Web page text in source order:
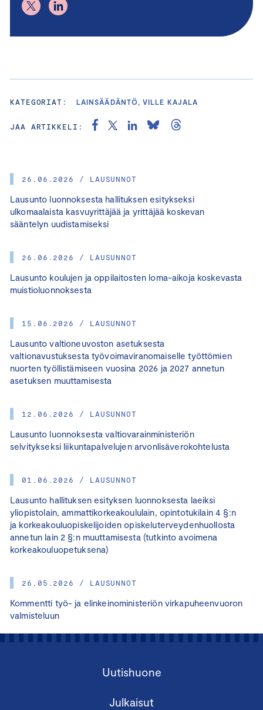
26.06.2026 / LAUSUNNOT
Lausunto luonnoksesta hallituksen esitykseksi
ulkomaalaista kasvuyrittäjää ja yrittäjää koskevan
sääntelyn uudistamiseksi
26.06.2026 / LAUSUNNOT
Lausunto koulujen ja oppilaitosten loma-aikoja koskevasta
muistioluonnoksesta
15.06.2026 / LAUSUNNOT
Lausunto valtioneuvoston asetuksesta
valtionavustuksesta työvoimaviranomaiselle työttömien
nuorten työllistämiseen vuosina 2026 ja 2027 annetun
asetuksen muuttamisesta
12.06.2026 / LAUSUNNOT
Lausunto luonnoksesta valtiovarainministeriön
selvitykseksi liikuntapalvelujen arvonlisäverokohtelusta
01.06.2026 / LAUSUNNOT
Lausunto hallituksen esityksen luonnoksesta laeiksi
yliopistolain, ammattikorkeakoululain, opintotukilain 4 §:n
ja korkeakouluopiskelijoiden opiskeluterveydenhuollosta
annetun lain 2 §:n muuttamisesta (tutkinto avoimena
korkeakouluopetuksena)
26.05.2026 / LAUSUNNOT
Kommentti työ- ja elinkeinoministeriön virkapuheenvuoron
valmisteluun
KATEGORIAT: LAINSÄÄDÄNTÖ, VILLE KAJALA
JAA ARTIKKELI:
Uutishuone
Julkaisut